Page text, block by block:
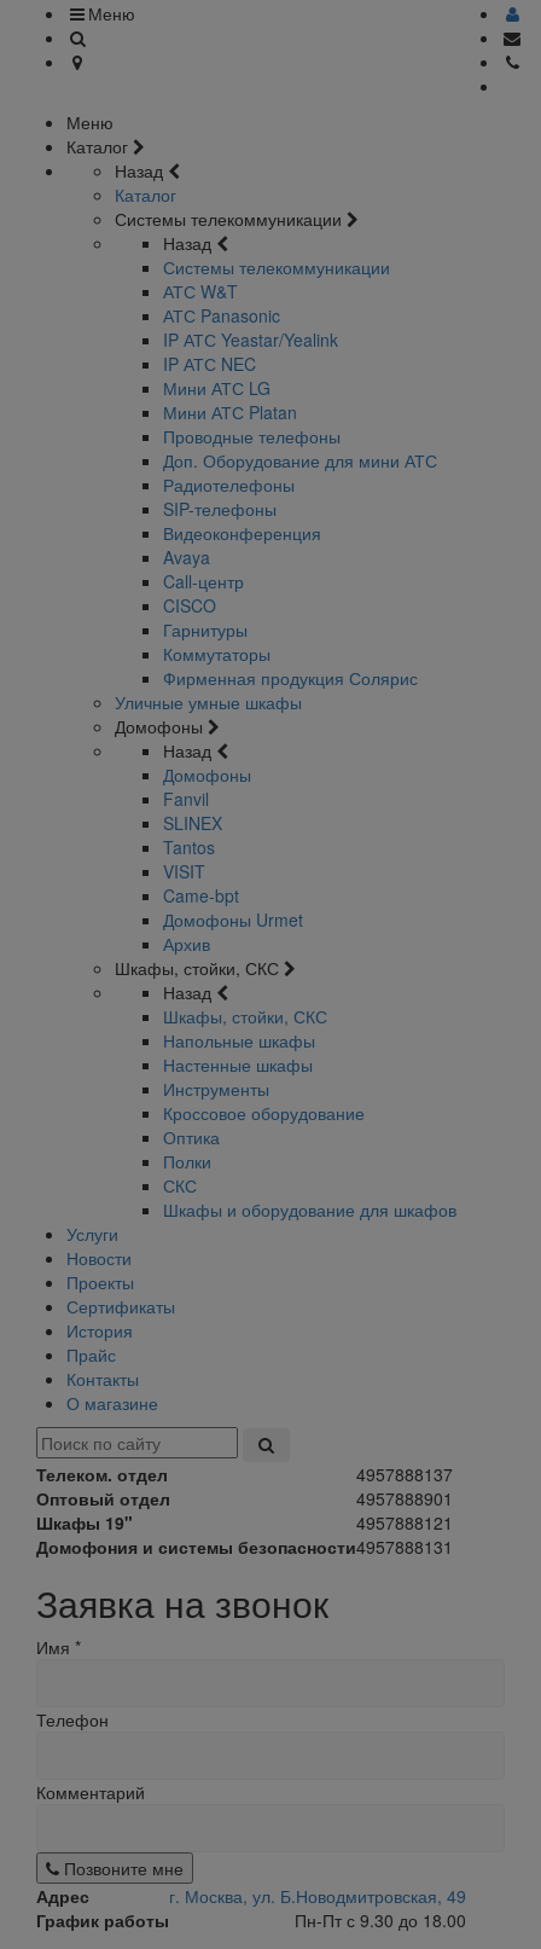
Меню
Меню
Каталог
Назад
Каталог
Системы телекоммуникации
Назад
Системы телекоммуникации
АТС W&T
АТС Panasonic
IP АТС Yeastar/Yealink
IP АТС NEC
Мини АТС LG
Мини АТС Platan
Проводные телефоны
Доп. Оборудование для мини АТС
Радиотелефоны
SIP-телефоны
Видеоконференция
Avaya
Call-центр
CISCO
Гарнитуры
Коммутаторы
Фирменная продукция Солярис
Уличные умные шкафы
Домофоны
Назад
Домофоны
Fanvil
SLINEX
Tantos
VISIT
Came-bpt
Домофоны Urmet
Архив
Шкафы, стойки, СКС
Назад
Шкафы, стойки, СКС
Напольные шкафы
Настенные шкафы
Инструменты
Кроссовое оборудование
Оптика
Полки
СКС
Шкафы и оборудование для шкафов
Услуги
Новости
Проекты
Сертификаты
История
Прайс
Контакты
О магазине
Телеком. отдел
4957888137
Оптовый отдел
4957888901
Шкафы 19"
4957888121
Домофония и системы безопасности4957888131
Заявка на звонок
Имя *
Телефон
Комментарий
Позвоните мне
Адрес
г. Москва, ул. Б.Новодмитровская, 49
График работы
Пн-Пт с 9.30 до 18.00